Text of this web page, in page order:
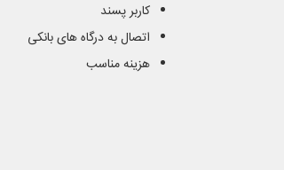
کاربر پسند
اتصال به درگاه های بانکی
هزینه مناسب